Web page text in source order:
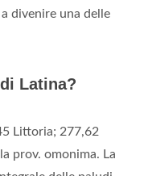
divenire una delle
Latina?
Littoria; 277,62
prov. omonima. La